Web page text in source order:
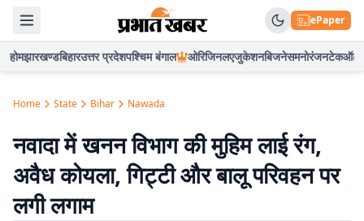
ePaper
होमझारखण्डबिहारउत्तर प्रदेशपश्चिम बंगाल ओरिजिनलएजुकेशनबिजनेसमनोरंजनटेकऑटो
Home State Bihar Nawada
नवादा में खनन विभाग की मुहिम लाई रंग,
अवैध कोयला, गिट्टी और बालू परिवहन पर
लगी लगाम